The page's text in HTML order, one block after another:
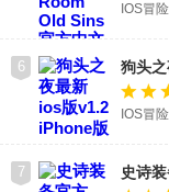
IOS冒
6 狗头
IOS冒
7
史诗